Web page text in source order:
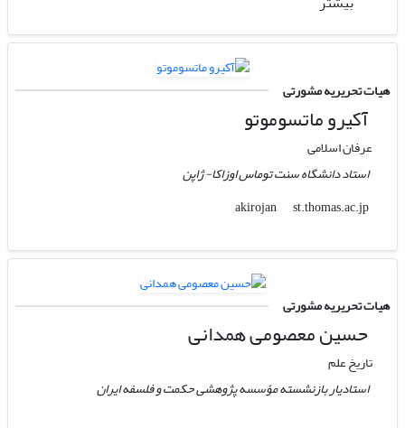
هیات تحریریه مشورتی
آکیرو ماتسوموتو
عرفان اسلامی
استاد دانشگاه سنت توماس اوزاکا- ژاپن
akirojan
st.thomas.ac.jp
هیات تحریریه مشورتی
حسین معصومی همدانی
تاریخ علم
استادیار بازنشسته مؤسسه پژوهشی حکمت و فلسفه ایران